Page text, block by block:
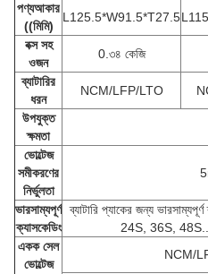
পণ্যআকার
((মিমি)
L125.5*W91.5*T27.5
বক্স সহ
ওজন
0.৩৪ কেজি
ব্যাটারির
ধরন
NCM/LFP/LTO
উপযুক্ত
ক্ষমতা
ভোল্টেজ
সমীকরণের
নির্ভুলতা
ভারসাম্যপূর্ণ
ক্যাসকেডিং
ব্যাটারি প্যাকের জন্য
24S, 36S, 48S...
একক সেল
ভোল্টেজ
NCM/